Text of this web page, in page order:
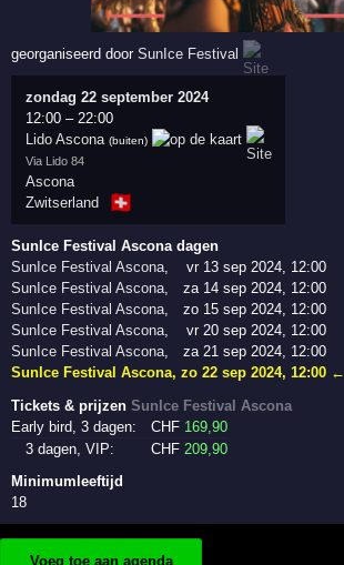
georganiseerd doorSunIce Festival
zondag 22 september 2024
12:00 –22:00
Lido Ascona (buiten)
Via Lido 84
Ascona
Zwitserland
🇨🇭
SunIce Festival Ascona dagen
SunIce Festival Ascona,
vr 13 sep 2024, 12:00
SunIce Festival Ascona,
za 14 sep 2024, 12:00
SunIce Festival Ascona,
zo 15 sep 2024, 12:00
SunIce Festival Ascona,
vr 20 sep 2024, 12:00
SunIce Festival Ascona,
za 21 sep 2024, 12:00
SunIce Festival Ascona,zo 22 sep 2024, 12:00 ←
Tickets & prijzenSunIce Festival Ascona
Early bird, 3 dagen:
CHF 169 ,90
3 dagen, VIP:
CHF 209 ,90
Minimumleeftijd
18
Voeg toe aan agenda